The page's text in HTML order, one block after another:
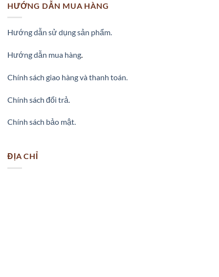
HƯỚNG DẪN MUA HÀNG
Hướng dẫn sử dụng sản phẩm.
Hướng dẫn mua hàng.
Chính sách giao hàng và thanh toán.
Chính sách đổi trả.
Chính sách bảo mật.
ĐỊA CHỈ